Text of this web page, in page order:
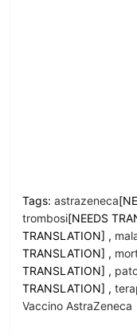
Tags: astrazeneca
trombosi[NEEDS
TRANSLATION] ,
TRANSLATION] ,
TRANSLATION] ,
TRANSLATION] ,
Vaccino AstraZeneca